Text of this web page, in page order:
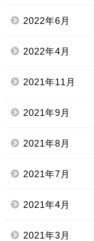
2022年6月
2022年4月
2021年11月
2021年9月
2021年8月
2021年7月
2021年4月
2021年3月